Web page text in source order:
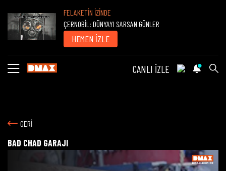
FELAKETİN İZİNDE
ÇERNOBİL: DÜNYAYI SARSAN GÜNLER
HEMEN İZLE
CANLI İZLE
GERİ
BAD CHAD GARAJI